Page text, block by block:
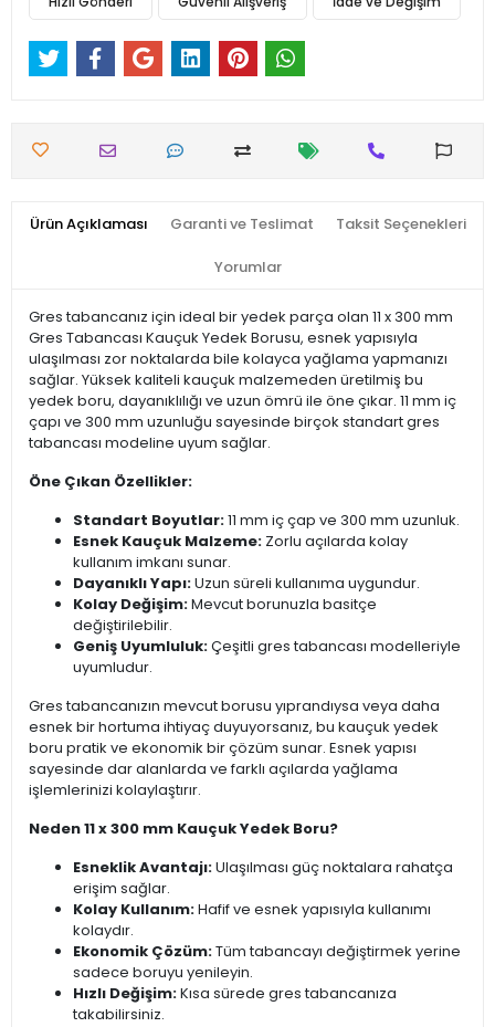
Ürün Açıklaması Garanti ve Teslimat Taksit Seçenekleri
Yorumlar
Gres tabancanız için ideal bir yedek parça olan 11 x 300 mm
Gres Tabancası Kauçuk Yedek Borusu, esnek yapısıyla
ulaşılması zor noktalarda bile kolayca yağlama yapmanızı
sağlar. Yüksek kaliteli kauçuk malzemeden üretilmiş bu
yedek boru, dayanıklılığı ve uzun ömrü ile öne çıkar. 11 mm iç
çapı ve 300 mm uzunluğu sayesinde birçok standart gres
tabancası modeline uyum sağlar.
Öne Çıkan Özellikler:
Standart Boyutlar:11 mm iç çap ve 300 mm uzunluk.
Esnek Kauçuk Malzeme: Zorlu açılarda kolay
kullanım imkanı sunar.
Dayanıklı Yapı:Uzun süreli kullanıma uygundur.
Kolay Değişim:Mevcut borunuzla basitçe
değiştirilebilir.
Geniş Uyumluluk:Çeşitli gres tabancası modelleriyle
uyumludur.
Gres tabancanızın mevcut borusu yıprandıysa veya daha
esnek bir hortuma ihtiyaç duyuyorsanız, bu kauçuk yedek
boru pratik ve ekonomik bir çözüm sunar. Esnek yapısı
sayesinde dar alanlarda ve farklı açılarda yağlama
işlemlerinizi kolaylaştırır.
Neden 11 x 300 mm Kauçuk Yedek Boru?
Esneklik Avantajı:Ulaşılması güç noktalara rahatça
erişim sağlar.
Kolay Kullanım:Hafif ve esnek yapısıyla kullanımı
kolaydır.
Ekonomik Çözüm:Tüm tabancayı değiştirmek yerine
sadece boruyu yenileyin.
Hızlı Değişim:Kısa sürede gres tabancanıza
takabilirsiniz.